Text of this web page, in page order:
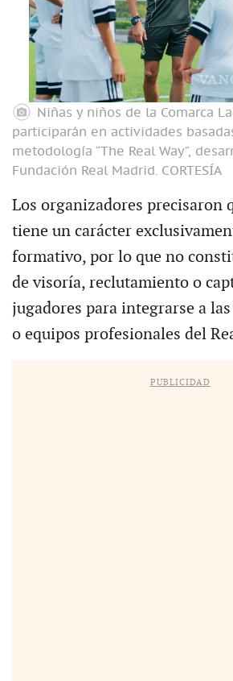
Niñas y niños de la Comarca
participarán en actividades
metodología “The Real Way”,
Fundación Real Madrid. CORTESÍA
Los organizadores precisaron
tiene un carácter
formativo, por lo que no
de visoría, reclutamiento o
jugadores para integrarse a
o equipos profesionales del
PUBLICIDAD